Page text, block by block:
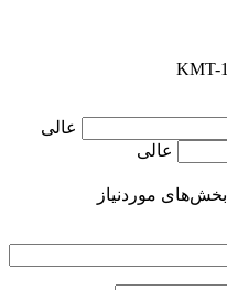
عالی
عالی
بخش‌های موردنیاز